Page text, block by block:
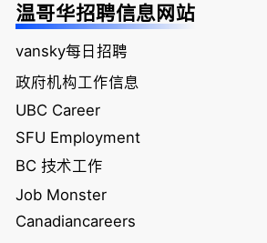
温哥华招聘信息网站
vansky每日招聘
政府机构工作信息
UBC Career
SFU Employment
BC 技术工作
Job Monster
Canadiancareers